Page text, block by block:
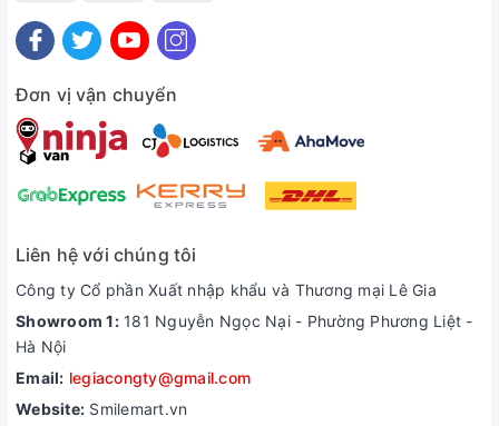
- Cấu tạo: Lõi được cấu tạo bởi vỏ nhựa, chứa bên trong là than gáo
dừa được hoạt hóa. Than hoạt tính có tính cấu trúc xốp rỗng, các vết
rỗng – nứt vi mạch đều có tính hấp thụ rất mạnh.
Than hoạt tính còn chứng tỏ được hiệu quả trong xử lý chất phóng xạ,
- Thời gian thay thế: 6-12 tháng/ lần
b. Lõi lọc Cation
Đơn vị vận chuyển
Liên hệ với chúng tôi
Công ty Cổ phần Xuất nhập khẩu và Thương mại Lê Gia
Showroom 1:181 Nguyễn Ngọc Nại - Phường Phương Liệt -
Hà Nội
Email: legiacongty@gmail.com
Website: Smilemart.vn